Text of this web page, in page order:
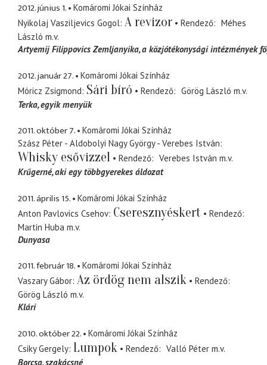
2012. június 1.
Komáromi Jókai Színház
Nyikolaj Vasziljevics Gogol A revizor Rendező
Méhes
László m.v.
Artyemij Filippovics Zemljanyika a közjótékonysági intézmények
2012. január 27.
Komáromi Jókai Színház
Móricz Zsigmond Sári bíró Rendező Görög László m.v.
Terka egyik menyük
2011. október 7.
Komáromi Jókai Színház
Szász Péter - Aldobolyi Nagy György - Verebes István
Whisky esővizzel Rendező Verebes István m.v.
Krűgerné aki egy többgyerekes áldozat
2011. április 15.
Komáromi Jókai Színház
Anton Pavlovics Csehov Cseresznyéskert
Rendező
Martin Huba m.v.
Dunyasa
2011. február 18.
Komáromi Jókai Színház
Vaszary Gábor Az ördög nem alszik
Rendező
Görög László m.v.
Klári
2010. október 22.
Komáromi Jókai Színház
Csiky Gergely Lumpok Rendező Valló Péter m.v.
Borcsa szakácsné